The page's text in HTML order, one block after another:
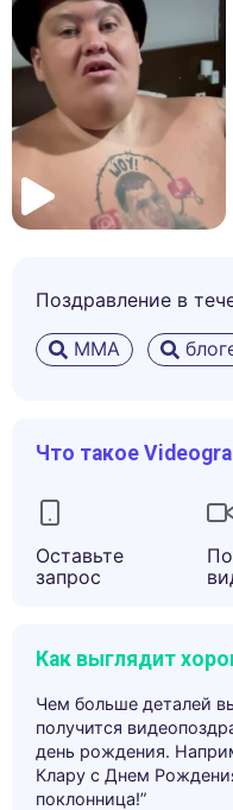
Поздравление в
ММА
Что такое
Оставьте
запрос
Как выглядит
Чем больше деталей
получится
день рождения.
Клару с Днем
поклонница!”